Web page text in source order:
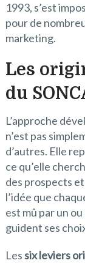
1993, s’est
pour de
marketing.
Les
du
L’approche
n’est pas
d’autres. Elle
ce qu’elle
des prospects
l’idée que
est mû par un
guident ses
Lessix leviers